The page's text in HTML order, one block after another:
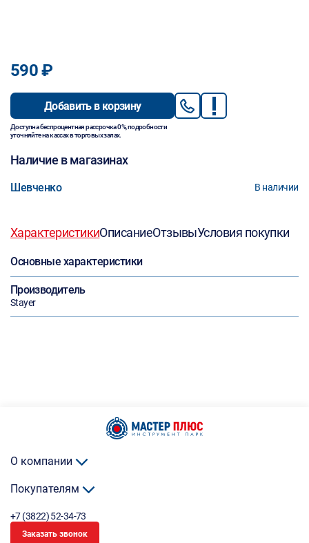
590 ₽
Добавить в корзину
Доступна беспроцентная рассрочка 0%, подробности
уточняйте на кассах в торговых залах.
Наличие в магазинах
Шевченко В наличии
ХарактеристикиОписаниеОтзывыУсловия покупки
Основные характеристики
Производитель
Stayer
О компании
Покупателям
+7 (3822) 52-34-73
Заказать звонок